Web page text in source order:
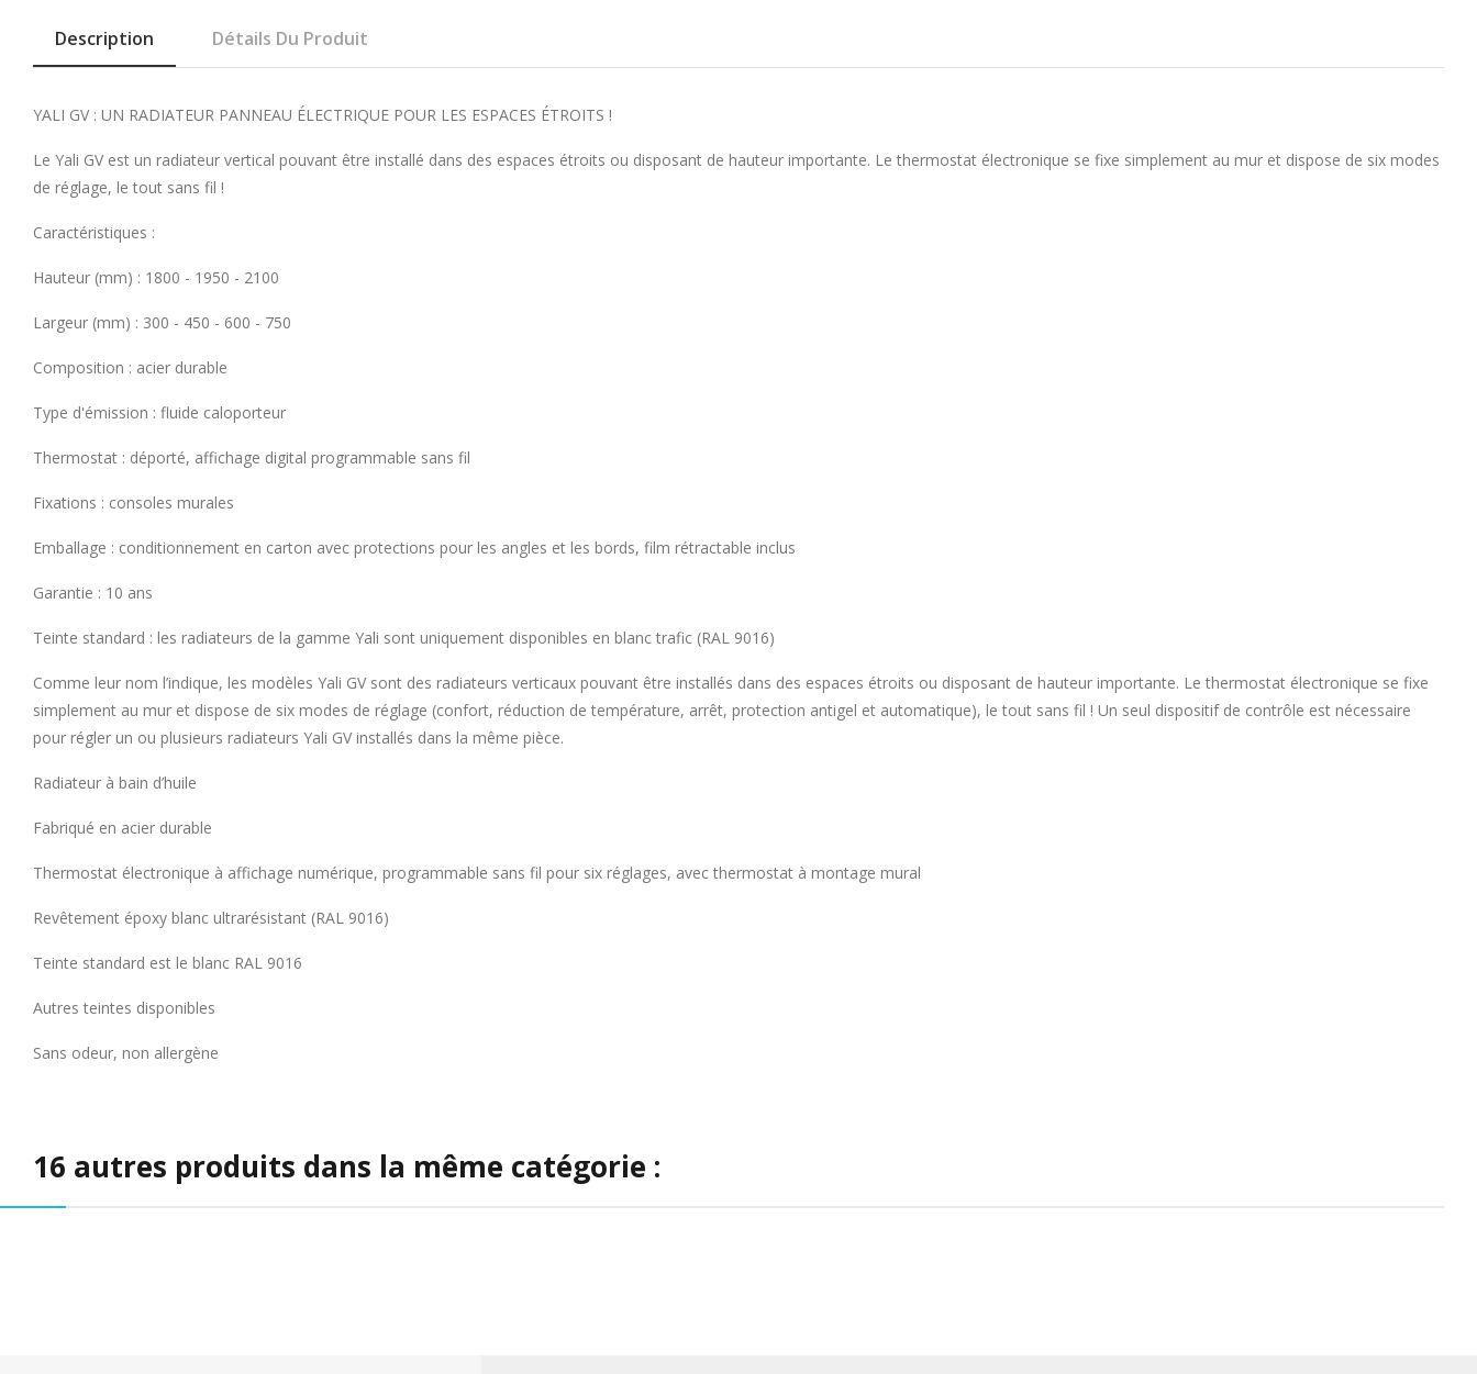
Description Détails Du Produit
YALI GV : UN RADIATEUR PANNEAU ÉLECTRIQUE POUR LES ESPACES ÉTROITS !
Le Yali GV est un radiateur vertical pouvant être installé dans des espaces étroits ou disposant de hauteur importante. Le thermostat électronique se fixe simplement au mur et dispose de six modes
de réglage, le tout sans fil !
Caractéristiques :
Hauteur (mm) : 1800 - 1950 - 2100
Largeur (mm) : 300 - 450 - 600 - 750
Composition : acier durable
Type d'émission : fluide caloporteur
Thermostat : déporté, affichage digital programmable sans fil
Fixations : consoles murales
Emballage : conditionnement en carton avec protections pour les angles et les bords, film rétractable inclus
Garantie : 10 ans
Teinte standard : les radiateurs de la gamme Yali sont uniquement disponibles en blanc trafic (RAL 9016)
Comme leur nom l’indique, les modèles Yali GV sont des radiateurs verticaux pouvant être installés dans des espaces étroits ou disposant de hauteur importante. Le thermostat électronique se fixe
simplement au mur et dispose de six modes de réglage (confort, réduction de température, arrêt, protection antigel et automatique), le tout sans fil ! Un seul dispositif de contrôle est nécessaire
pour régler un ou plusieurs radiateurs Yali GV installés dans la même pièce.
Radiateur à bain d’huile
Fabriqué en acier durable
Thermostat électronique à affichage numérique, programmable sans fil pour six réglages, avec thermostat à montage mural
Revêtement époxy blanc ultrarésistant (RAL 9016)
Teinte standard est le blanc RAL 9016
Autres teintes disponibles
Sans odeur, non allergène
16 autres produits dans la même catégorie :